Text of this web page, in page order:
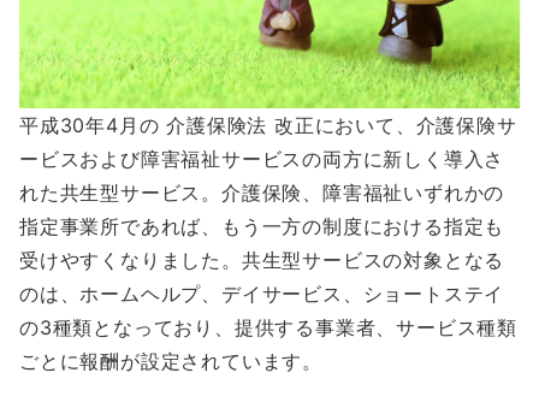
平成30年4月の 介護保険法 改正において、介護保険サ
ービスおよび障害福祉サービスの両方に新しく導入さ
れた共生型サービス。介護保険、障害福祉いずれかの
指定事業所であれば、もう一方の制度における指定も
受けやすくなりました。共生型サービスの対象となる
のは、ホームヘルプ、デイサービス、ショートステイ
の3種類となっており、提供する事業者、サービス種類
ごとに報酬が設定されています。